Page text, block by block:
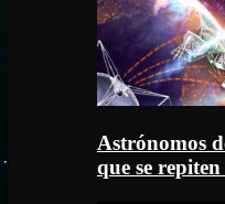
Astrónomos
que se